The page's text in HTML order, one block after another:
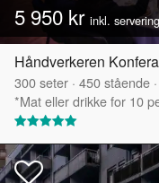
5 950 kr inkl.
Håndverkeren
300seter · 450stående ·
*Mat eller drikke for 10